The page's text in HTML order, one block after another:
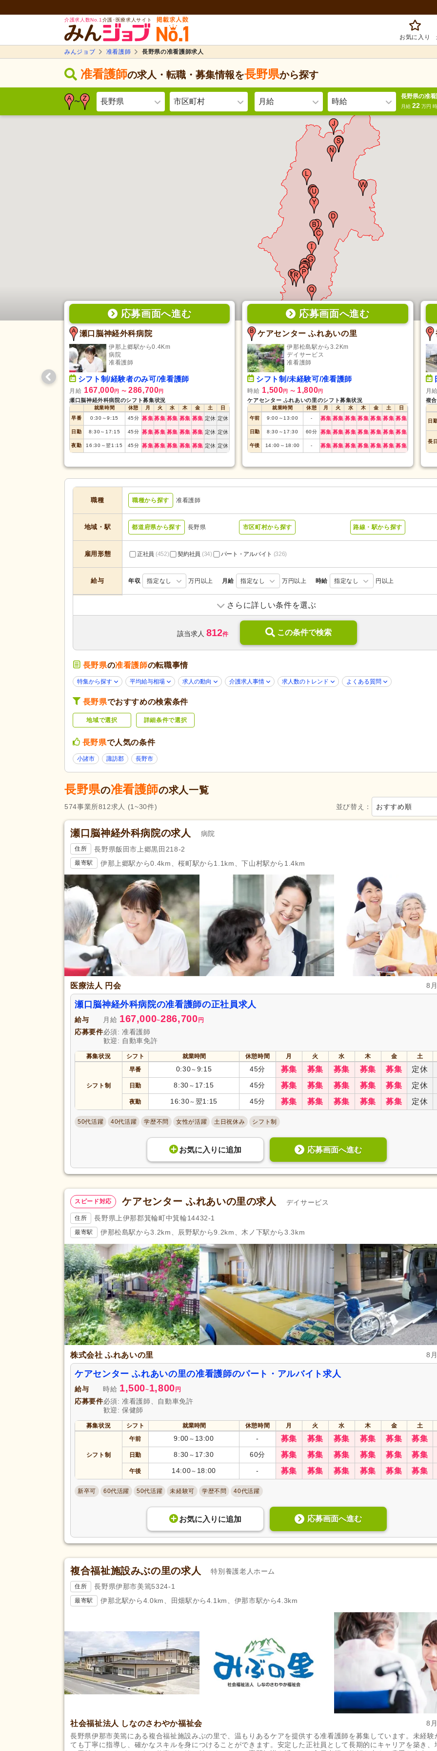
介護求人数No.1 介護･医療求人サイト
お気に入り
みんジョブ 准看護師 長野県の准看護師求人
准看護師の求人・転職・募集情報を長野県から探す
〜 長野県 市区町村 月給 時給
長野県の准
月給 22万円
応募画面へ進む
瀬口脳神経外科病院
伊那上郷駅から0.4Km
病院
准看護師
シフト制/経験者のみ可/准看護師
月給 167,000円 〜 286,700円
瀬口脳神経外科病院のシフト募集状況
就業時間 休憩 月 火 水 木 金 土
日
早番
0:30 ～9:15 45分 募集募集 募集 募集 募集 定休 定休
日勤 8:30～ 17:15 45分 募集募集 募集 募集 募集 定休 定休
夜勤 16:30 ～翌1:15 45分 募集募集 募集 募集 募集 定休 定休
応募画面へ進む
ケアセンター ふれあいの里
伊那松島駅から3.2Km
デイサービス
准看護師
シフト制/未経験可/准看護師
時給 1,500円 〜 1,800円
ケアセンター ふれあいの里のシフト募集状況
就業時間 休憩 月 火 水 木 金 土
日
午前
9:00 ～ 13:00 - 募集 募集 募集 募集 募集 募集 募集
日勤 8:30 ～ 17:30 60分 募集 募集 募集 募集 募集 募集 募集
午後 14:00 ～ 18:00 - 募集 募集 募集 募集 募集 募集 募集
月
複
日
長
職種 職種から探す 准看護師
地域・駅 都道府県から探す 長野県 市区町村から探す 路線・駅から探す
雇用形態 正社員 (452) 契約社員 (34) パート・アルバイト (326)
給与 年収 指定なし 万円以上 月給 指定なし 万円以上 時給 指定なし 円以上
類
訪問入浴 (11)
デイサービス(129) デイケア(15) 小規模多機能型居宅介護(24)
ショートステイ(21) 住宅型有料老人ホーム(6)
ケアハウス(8)
介護老人保健施設 (69)
診療所・クリニック(132) 障がい者支援(12) 歯科診療所・技工所
応募条件・こ
だわり
未経験可(523)
学歴不問(687)
ネイル可
掲載14日以内(65)
スピード対応
勤務形態
夜勤のみ可(15)
時短勤務相談可 (61)
週3日から可(66) 週4日から可(28)
即日勤務可(6)
応募資格
初任者研修（旧ヘルパー2級）
実務者研修（旧ヘルパー1級・基礎研
修）(1)
介護福祉士
主任介護支援専門員
介護支援専門員（ケアマネジャー）
(5)
保健師(7)
准看護師 自動車免許
休日・休暇
完全週休2日(154) 週休2日 4週8休
(32) 土日祝休み 土曜休み(16)
産休あり(624) 育休あり
看護休暇(179)
年末年始休暇
企業年金(50) 昇給あり(737) 復職支援あり(145)
退職金あり(395) 日・祝給与アップ(21) 住宅手当(130)
処遇改善手当(191) 夜勤手当 (129) 寮・社宅あり(37)
託児施設あり (74) 資格手当(234)
アクセス
駅近(186) 自動車通勤可(690) 自転車通勤可(646)
さらに詳しい条件を選ぶ
該当求人 812件 この条件で検索
長野県の准看護師の転職事情
特集から探す 平均給与相場 求人の動向 介護求人事情 求人数のトレンド よくある質問
長野県でおすすめの検索条件
地域で選択 詳細条件で選択
長野県で人気の条件
小諸市 諏訪郡 長野市
長野県の准看護師の求人一覧
並び替え： おすすめ順
574事業所812求人 (1~30件)
瀬口脳神経外科病院の求人 病院
住所 長野県飯田市上郷黒田218-2
最寄駅 伊那上郷駅から0.4km、桜町駅から1.1km、下山村駅から1.4km
医療法人 円会 8
瀬口脳神経外科病院の准看護師の正社員求人
給与 月給 167,000~286,700 円
応募要件必須: 准看護師
歓迎: 自動車免許
募集状況 シフト 就業時間 休憩時間 月 火 水 木 金 土
シフト制
早番 0:30～ 9:15 45分 募集 募集 募集 募集 募集 定休
日勤 8:30 ～ 17:15 45分 募集 募集 募集 募集 募集 定休
夜勤 16:30～ 翌1:15 45分 募集 募集 募集 募集 募集 定休
50代活躍 40代活躍 学歴不問 女性が活躍 土日祝休み シフト制
お気に入り に追加 応募画面へ進む
スピード対応 ケアセンター ふれあいの里の求人 デイサービス
住所 長野県上伊那郡箕輪町中箕輪14432-1
最寄駅 伊那松島駅から3.2km、辰野駅から9.2km、木ノ下駅から3.3km
株式会社 ふれあいの里 8
ケアセンター ふれあいの里の准看護師のパート・アルバイト求人
給与 時給 1,500~1,800円
応募要件必須: 准看護師、自動車免許
歓迎: 保健師
募集状況 シフト 就業時間 休憩時間 月 火 水 木 金 土
シフト制
午前 9:00 ～ 13:00 - 募集 募集 募集 募集 募集 募集
日勤 8:30 ～ 17:30 60分 募集 募集 募集 募集 募集 募集
午後 14:00～ 18:00 - 募集 募集 募集 募集 募集 募集
新卒可 60代活躍 50代活躍 未経験可 学歴不問 40代活躍
お気に入り に追加 応募画面へ進む
複合福祉施設みぶの里の求人 特別養護老人ホーム
住所 長野県伊那市美篶5324-1
最寄駅 伊那北駅から4.0km、田畑駅から4.1km、伊那市駅から4.3km
社会福祉法人 しなのさわやか福祉会
8
長野県伊那市美篶にある複合福祉施設みぶの里で、温もりあるケアを提供する准看護師を募集しています。未経験
ても丁寧に指導し、確かなスキルを身につけることができます。安定した正社員として長期的にキャリアを築き、